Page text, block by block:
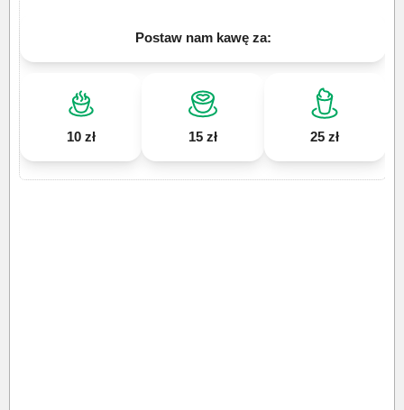
Postaw nam kawę za:
10 zł 15 zł 25 zł